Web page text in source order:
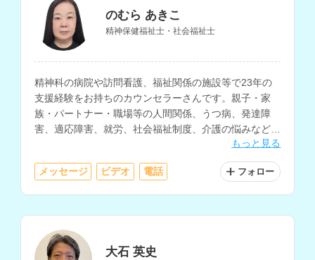
のむら あきこ
精神保健福祉士・社会福祉士
精神科の病院や訪問看護、福祉関係の施設等で23年の
支援経験をお持ちのカウンセラーさんです。親子・家
族・パートナー・職場等の人間関係、うつ病、発達障
害、適応障害、就労、社会福祉制度、介護の悩みなどの
もっと見る
メッセージ ビデオ 電話 フォロー
大石 英史